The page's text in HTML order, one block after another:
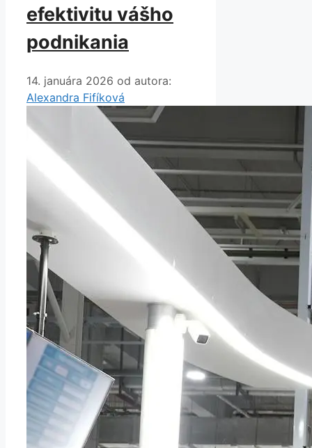
efektivitu vášho
podnikania
14. januára 2026 od autora:
Alexandra Fifíková